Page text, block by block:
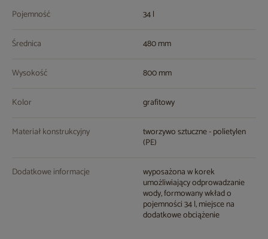
Pojemność 34 l
Średnica 480 mm
Wysokość 800 mm
Kolor grafitowy
Materiał konstrukcyjny tworzywo sztuczne - polietylen
(PE)
Dodatkowe informacje wyposażona w korek
umożliwiający odprowadzanie
wody, formowany wkład o
pojemności 34 l, miejsce na
dodatkowe obciążenie